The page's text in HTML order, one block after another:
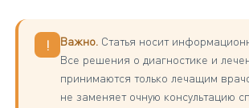
! Важно. Статья носит
Все решения о диагностике и
принимаются только лечащим
не заменяет очную консультацию